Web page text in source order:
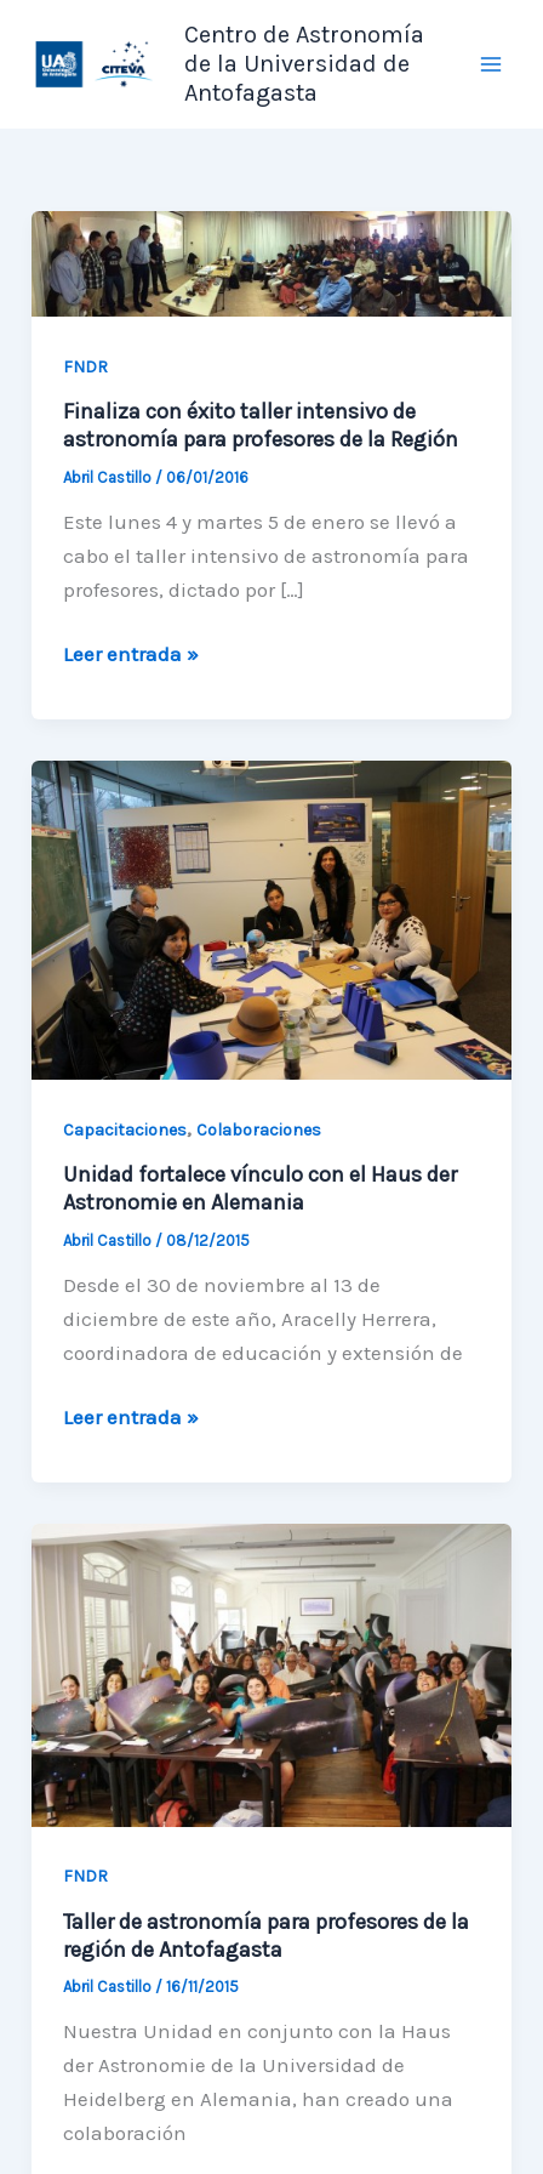
contenido
Centro de Astronomía
de la Universidad de
Antofagasta
FNDR
Finaliza con éxito taller intensivo de
astronomía para profesores de la Región
Abril Castillo / 06/01/2016
Este lunes 4 y martes 5 de enero se llevó a
cabo el taller intensivo de astronomía para
profesores, dictado por […]
Finaliza
taller
intensivo
de
astronomía
para
profesores
de
la
Región
Leer entrada »
Capacitaciones, Colaboraciones
Unidad fortalece vínculo con el Haus der
Astronomie en Alemania
Abril Castillo / 08/12/2015
Desde el 30 de noviembre al 13 de
diciembre de este año, Aracelly Herrera,
coordinadora de educación y extensión de
Unidad
el
Haus
der
Astronomie
en
Alemania
Leer entrada »
FNDR
Taller de astronomía para profesores de la
región de Antofagasta
Abril Castillo / 16/11/2015
Nuestra Unidad en conjunto con la Haus
der Astronomie de la Universidad de
Heidelberg en Alemania, han creado una
colaboración